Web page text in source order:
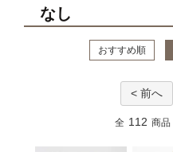
なし
おすすめ順
< 前へ
全 112 商品